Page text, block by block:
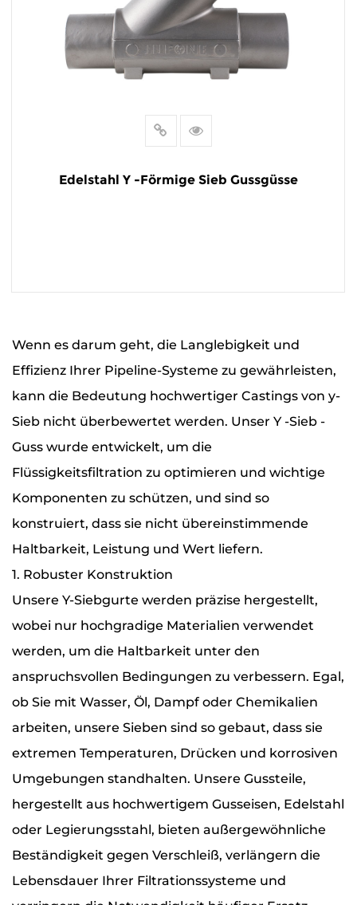
Edelstahl Y -förmige Sieb Gussgüsse
Wenn es darum geht, die Langlebigkeit und
Effizienz Ihrer Pipeline-Systeme zu gewährleisten,
kann die Bedeutung hochwertiger Castings von y-
Sieb nicht überbewertet werden. Unser Y -Sieb -
Guss wurde entwickelt, um die
Flüssigkeitsfiltration zu optimieren und wichtige
Komponenten zu schützen, und sind so
konstruiert, dass sie nicht übereinstimmende
Haltbarkeit, Leistung und Wert liefern.
1. Robuster Konstruktion
Unsere Y-Siebgurte werden präzise hergestellt,
wobei nur hochgradige Materialien verwendet
werden, um die Haltbarkeit unter den
anspruchsvollen Bedingungen zu verbessern. Egal,
ob Sie mit Wasser, Öl, Dampf oder Chemikalien
arbeiten, unsere Sieben sind so gebaut, dass sie
extremen Temperaturen, Drücken und korrosiven
Umgebungen standhalten. Unsere Gussteile,
hergestellt aus hochwertigem Gusseisen, Edelstahl
oder Legierungsstahl, bieten außergewöhnliche
Beständigkeit gegen Verschleiß, verlängern die
Lebensdauer Ihrer Filtrationssysteme und